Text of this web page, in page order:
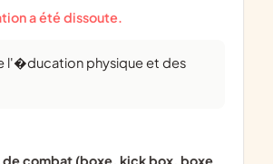
a été dissoute.